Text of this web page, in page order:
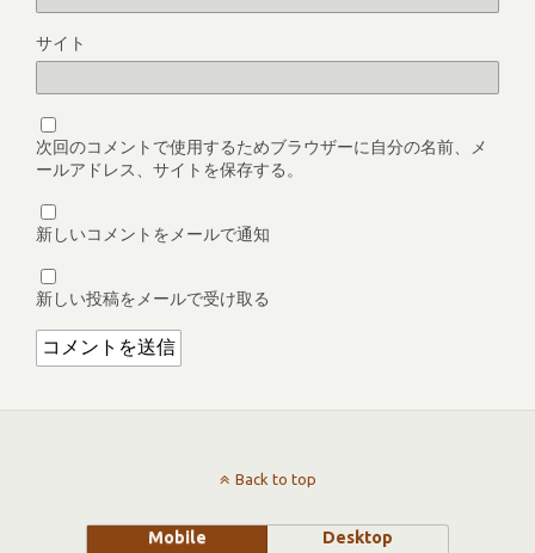
サイト
次回のコメントで使用するためブラウザーに自分の名前、メ
ールアドレス、サイトを保存する。
新しいコメントをメールで通知
新しい投稿をメールで受け取る
Back to top
Mobile Desktop